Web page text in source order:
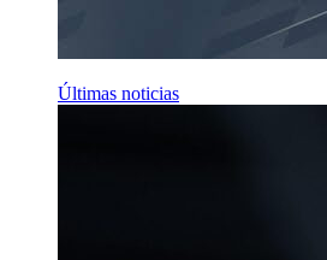
Últimas noticias